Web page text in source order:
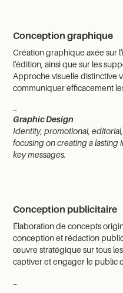
Conception graphique
Création graphique axée sur
l'édition, ainsi que sur les
Approche visuelle distinctive
communiquer efficacement
Graphic Design
Identity, promotional,
focusing on creating a
key messages.
Conception publicitaire
Élaboration de concepts
conception et rédaction
œuvre stratégique sur tous
captiver et engager le public